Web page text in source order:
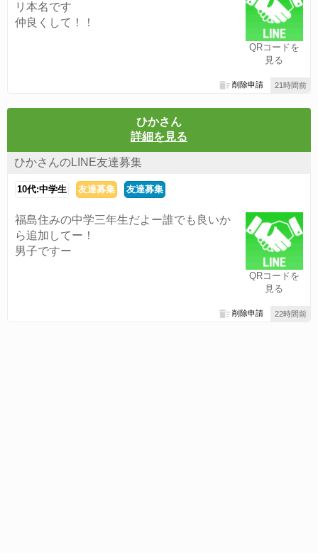
QRコードを
見る
リ本名です
仲良くして！！
21時間前
削除申請
ひかさん
詳細を見る
ひかさんのLINE友達募集
10代:中学生 友達募集 友達募集
QRコードを
見る
福島住みの中学三年生だよー誰でも良いか
ら追加してー！
男子ですー
22時間前
削除申請